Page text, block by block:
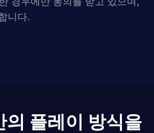
니다.
의 플레이 방식을